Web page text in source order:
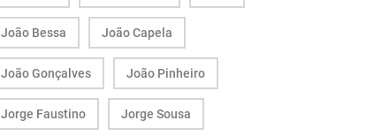
João Bessa João Capela
João Gonçalves João Pinheiro
Jorge Faustino Jorge Sousa